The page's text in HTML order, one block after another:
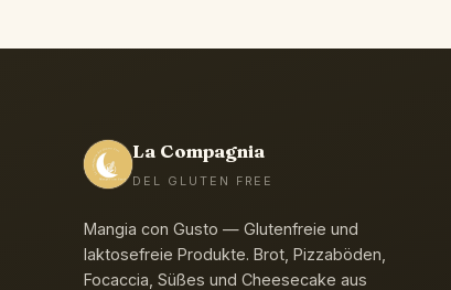
La Compagnia
DEL GLUTEN FREE
Mangia con Gusto — Glutenfreie und
laktosefreie Produkte. Brot, Pizzaböden,
Focaccia, Süßes und Cheesecake aus